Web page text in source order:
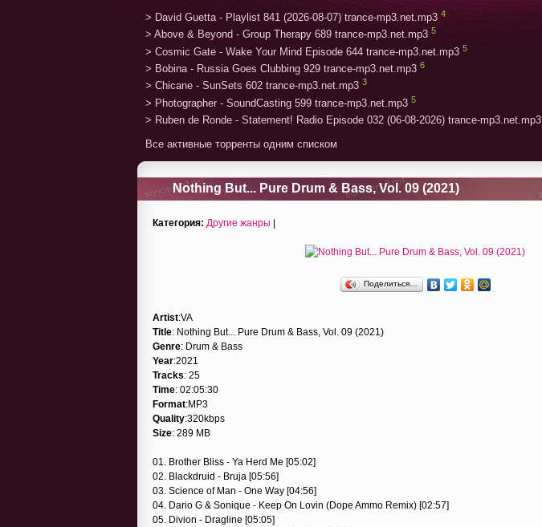
> David Guetta - Playlist 841 (2026-08-07) trance-mp3.net.mp3 4
> Above & Beyond - Group Therapy 689 trance-mp3.net.mp3 5
> Cosmic Gate - Wake Your Mind Episode 644 trance-mp3.net.mp3 5
> Bobina - Russia Goes Clubbing 929 trance-mp3.net.mp3 6
> Chicane - SunSets 602 trance-mp3.net.mp3 3
> Photographer - SoundCasting 599 trance-mp3.net.mp3 5
> Ruben de Ronde - Statement! Radio Episode 032 (06-08-2026) trance-mp3.net.mp3
Все активные торренты одним списком
Nothing But... Pure Drum & Bass, Vol. 09 (2021)
Категория: Другие жанры |
Поделиться…
Artist:VA
Title: Nothing But... Pure Drum & Bass, Vol. 09 (2021)
Genre: Drum & Bass
Year:2021
Tracks: 25
Time: 02:05:30
Format:MP3
Quality:320kbps
Size: 289 MB
01. Brother Bliss - Ya Herd Me [05:02]
02. Blackdruid - Bruja [05:56]
03. Science of Man - One Way [04:56]
04. Dario G & Sonique - Keep On Lovin (Dope Ammo Remix) [02:57]
05. Divion - Dragline [05:05]